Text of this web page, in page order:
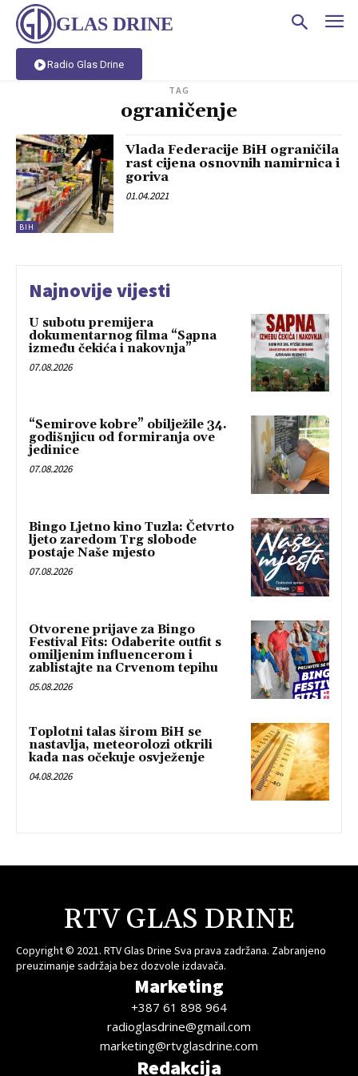
GLAS DRINE
Radio Glas Drine
TAG
ograničenje
BIH
Vlada Federacije BiH ograničila
rast cijena osnovnih namirnica i
goriva
01.04.2021
Najnovije vijesti
U subotu premijera
dokumentarnog filma “Sapna
između čekića i nakovnja”
07.08.2026
“Semirove kobre” obilježile 34.
godišnjicu od formiranja ove
jedinice
07.08.2026
Bingo Ljetno kino Tuzla: Četvrto
ljeto zaredom Trg slobode
postaje Naše mjesto
07.08.2026
Otvorene prijave za Bingo
Festival Fits: Odaberite outfit s
omiljenim influencerom i
zablistajte na Crvenom tepihu
05.08.2026
Toplotni talas širom BiH se
nastavlja, meteorolozi otkrili
kada nas očekuje osvježenje
04.08.2026
RTV GLAS DRINE
Copyright © 2021. RTV Glas Drine Sva prava zadržana. Zabranjeno
preuzimanje sadržaja bez dozvole izdavača.
Marketing
+387 61 898 964
radioglasdrine@gmail.com
marketing@rtvglasdrine.com
Redakcija